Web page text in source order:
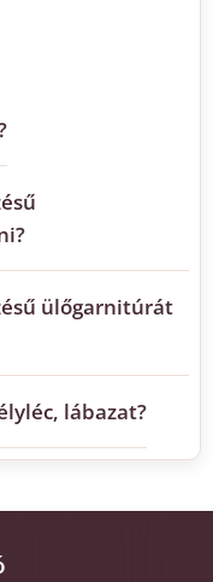
ülőgarnitúrát
lábazat?